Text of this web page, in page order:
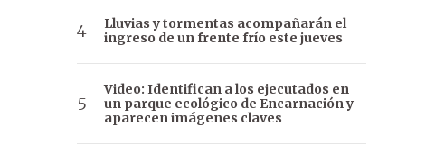
Lluvias y tormentas acompañarán el
ingreso de un frente frío este jueves
Video: Identifican a los ejecutados en
un parque ecológico de Encarnación y
aparecen imágenes claves